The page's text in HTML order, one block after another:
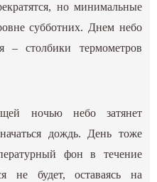
но минимальные
субботних. Днем небо
– столбики термометров
ночью небо затянет
дождь. День тоже
фон в течение
не будет, оставаясь на